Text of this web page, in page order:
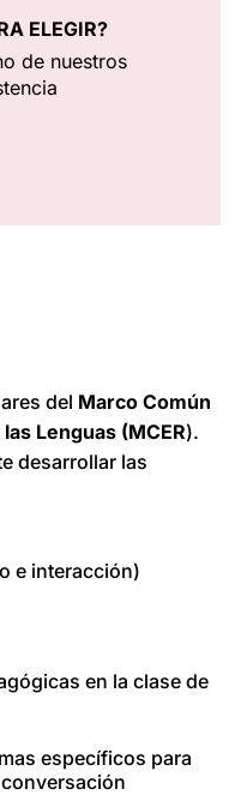
ELEGIR?
de nuestros
del Marco Común
Lenguas (MCER).
desarrollar las
e interacción)
en la clase de
específicos para